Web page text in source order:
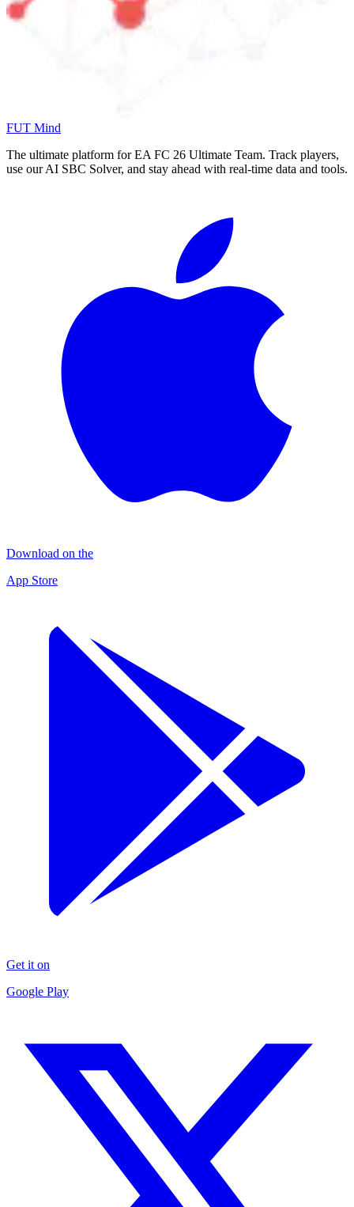
FUT Mind
The ultimate platform for EA FC 26 Ultimate Team. Track players,
use our AI SBC Solver, and stay ahead with real-time data and tools.
Download on the
App Store
Get it on
Google Play